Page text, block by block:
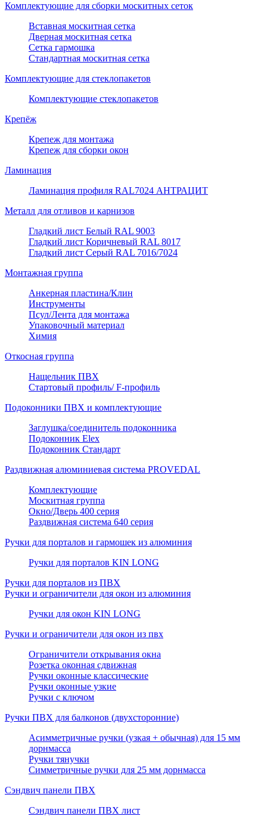
Комплектующие для сборки москитных сеток
Вставная москитная сетка
Дверная москитная сетка
Сетка гармошка
Стандартная москитная сетка
Комплектующие для стеклопакетов
Комплектующие стеклопакетов
Крепёж
Крепеж для монтажа
Крепеж для сборки окон
Ламинация
Ламинация профиля RAL7024 АНТРАЦИТ
Металл для отливов и карнизов
Гладкий лист Белый RAL 9003
Гладкий лист Коричневый RAL 8017
Гладкий лист Серый RAL 7016/7024
Монтажная группа
Анкерная пластина/Клин
Инструменты
Псул/Лента для монтажа
Упаковочный материал
Химия
Откосная группа
Нащельник ПВХ
Стартовый профиль/ F-профиль
Подоконники ПВХ и комплектующие
Заглушка/соединитель подоконника
Подоконник Elex
Подоконник Стандарт
Раздвижная алюминиевая система PROVEDAL
Комплектующие
Москитная группа
Окно/Дверь 400 серия
Раздвижная система 640 серия
Ручки для порталов и гармошек из алюминия
Ручки для порталов KIN LONG
Ручки для порталов из ПВХ
Ручки и ограничители для окон из алюминия
Ручки для окон KIN LONG
Ручки и ограничители для окон из пвх
Ограничители открывания окна
Розетка оконная сдвижная
Ручки оконные классические
Ручки оконные узкие
Ручки с ключом
Ручки ПВХ для балконов (двухсторонние)
Асимметричные ручки (узкая + обычная) для 15 мм
дорнмасса
Ручки тянучки
Симметричные ручки для 25 мм дорнмасса
Сэндвич панели ПВХ
Сэндвич панели ПВХ лист